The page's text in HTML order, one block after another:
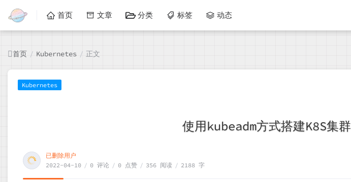
首页 文章 分类 标签 动态
首页 / Kubernetes / 正文
Kubernetes
使用kubeadm方式搭建K8S集群
已删除用户
2022-04-10 / 0 评论 / 0 点赞 / 356 阅读 / 2188 字